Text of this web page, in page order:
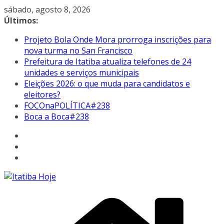
Pular
para
conteúdo
sábado, agosto 8, 2026
Últimos:
Projeto Bola Onde Mora prorroga inscrições para
nova turma no San Francisco
Prefeitura de Itatiba atualiza telefones de 24
unidades e serviços municipais
Eleições 2026: o que muda para candidatos e
eleitores?
FOCOnaPOLÍTICA#238
Boca a Boca#238